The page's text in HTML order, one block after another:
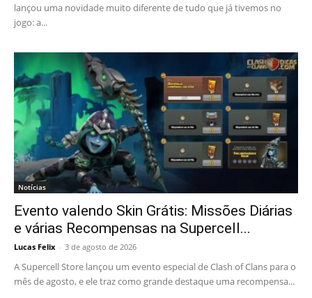
lançou uma novidade muito diferente de tudo que já tivemos no
jogo: a...
Notícias
Evento valendo Skin Grátis: Missões Diárias
e várias Recompensas na Supercell...
Lucas Felix - 3 de agosto de 2026
A Supercell Store lançou um evento especial de Clash of Clans para o
mês de agosto, e ele traz como grande destaque uma recompensa...